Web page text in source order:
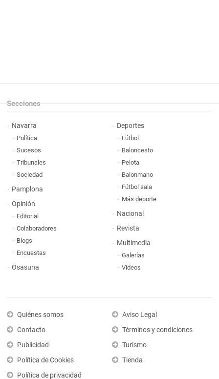
Secciones
Navarra
Política
Sucesos
Tribunales
Sociedad
Pamplona
Opinión
Editorial
Colaboradores
Blogs
Encuestas
Osasuna
Deportes
Fútbol
Baloncesto
Pelota
Balonmano
Fútbol sala
Más deporte
Nacional
Revista
Multimedia
Galerías
Vídeos
Quiénes somos
Contacto
Publicidad
Política de Cookies
Política de privacidad
Aviso Legal
Términos y condiciones
Turismo
Tienda